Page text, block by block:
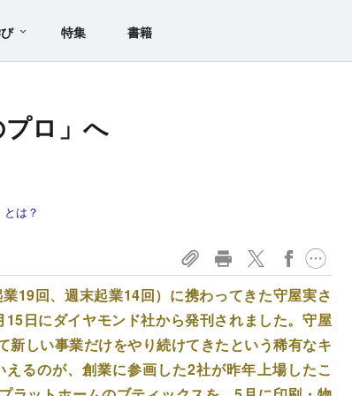
特集 書籍
プロ」へ
は？
19回、週末起業14回）に携わってきた守屋実さ
15日にダイヤモンド社から発刊されました。守屋
新しい事業だけをやり続けてきたという稀有なキ
るのが、創業に参画した2社が昨年上場したこ